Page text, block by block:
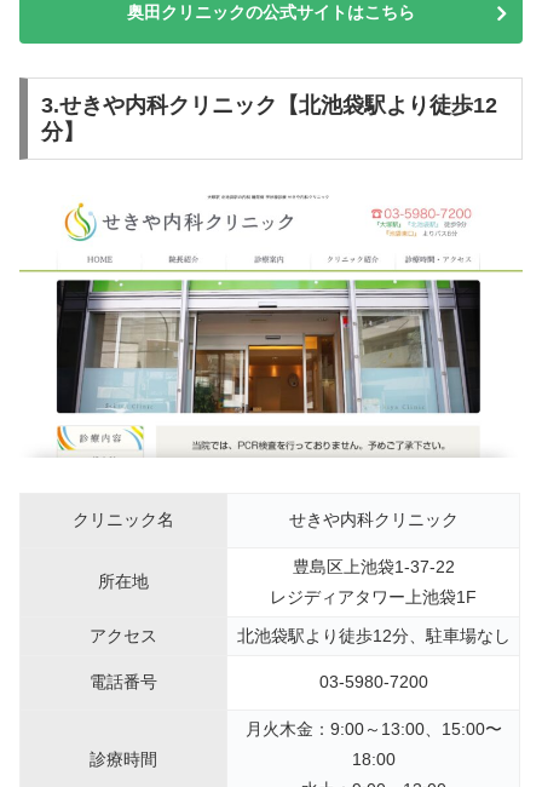
奥田クリニックの公式サイトはこちら
3.せきや内科クリニック【北池袋駅より徒歩12
分】
クリニック名 せきや内科クリニック
所在地
豊島区上池袋1-37-22
レジディアタワー上池袋1F
アクセス
北池袋駅より徒歩12分、駐車場なし
電話番号 03-5980-7200
診療時間
月火木金：9:00～13:00、15:00〜
18:00